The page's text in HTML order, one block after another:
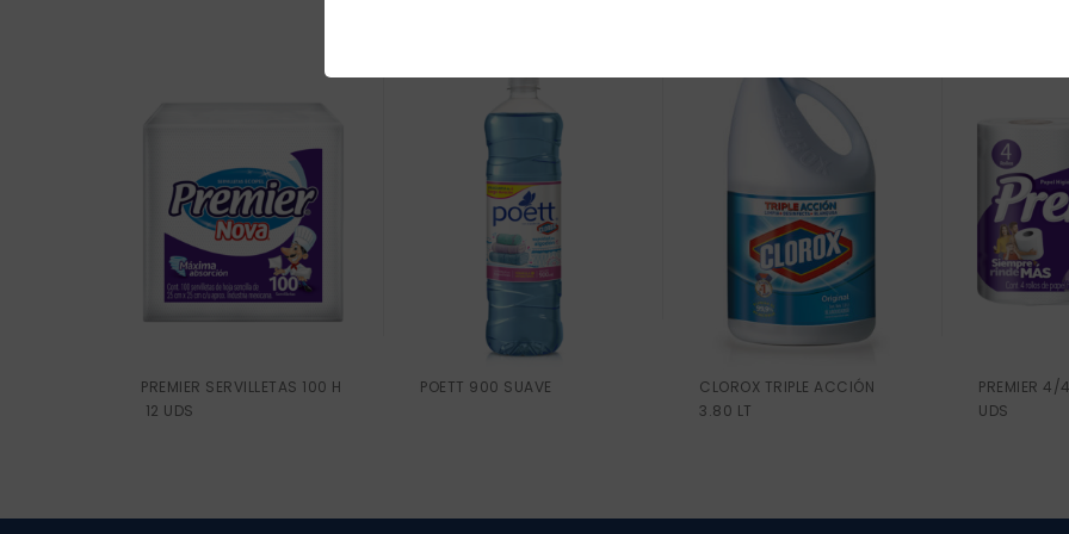
PREMIER SERVILLETAS 100 H
12 UDS
POETT 900 SUAVE
CLOROX TRIPLE ACCIÓN
3.80 LT
PREMIER
UDS